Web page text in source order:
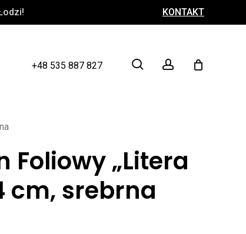
KONTAKT
+48 535 887 827 search account
Close
Foliowy „Litera
cm, srebrna